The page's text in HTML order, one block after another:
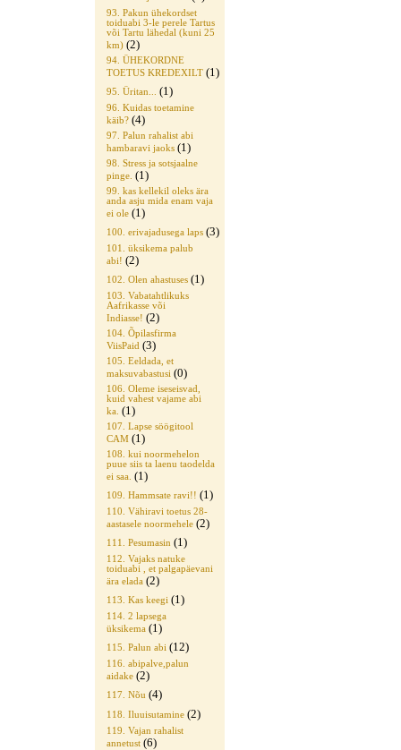
93. Pakun ühekordset
toiduabi 3-le perele Tartus
või Tartu lähedal (kuni 25
km) (2)
94. ÜHEKORDNE
TOETUS KREDEXILT (1)
95. Üritan... (1)
96. Kuidas toetamine
käib? (4)
97. Palun rahalist abi
hambaravi jaoks (1)
98. Stress ja sotsjaalne
pinge. (1)
99. kas kellekil oleks ära
anda asju mida enam vaja
ei ole (1)
100. erivajadusega laps (3)
101. üksikema palub
abi! (2)
102. Olen ahastuses (1)
103. Vabatahtlikuks
Aafrikasse või
Indiasse! (2)
104. Õpilasfirma
ViisPaid (3)
105. Eeldada, et
maksuvabastusi (0)
106. Oleme iseseisvad,
kuid vahest vajame abi
ka. (1)
107. Lapse söögitool
CAM (1)
108. kui noormehelon
puue siis ta laenu taodelda
ei saa. (1)
109. Hammsate ravi!! (1)
110. Vähiravi toetus 28-
aastasele noormehele (2)
111. Pesumasin (1)
112. Vajaks natuke
toiduabi , et palgapäevani
ära elada (2)
113. Kas keegi (1)
114. 2 lapsega
üksikema (1)
115. Palun abi (12)
116. abipalve,palun
aidake (2)
117. Nõu (4)
118. Iluuisutamine (2)
119. Vajan rahalist
annetust (6)